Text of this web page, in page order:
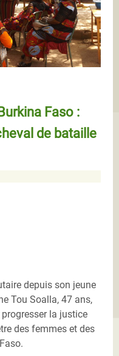
Faso :
de bataille
depuis son jeune
Tou Soalla, 47 ans,
la justice
des femmes et des